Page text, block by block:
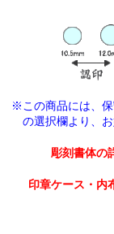
※この商品には、
の選択欄より、
彫刻書体の
印章ケース・内